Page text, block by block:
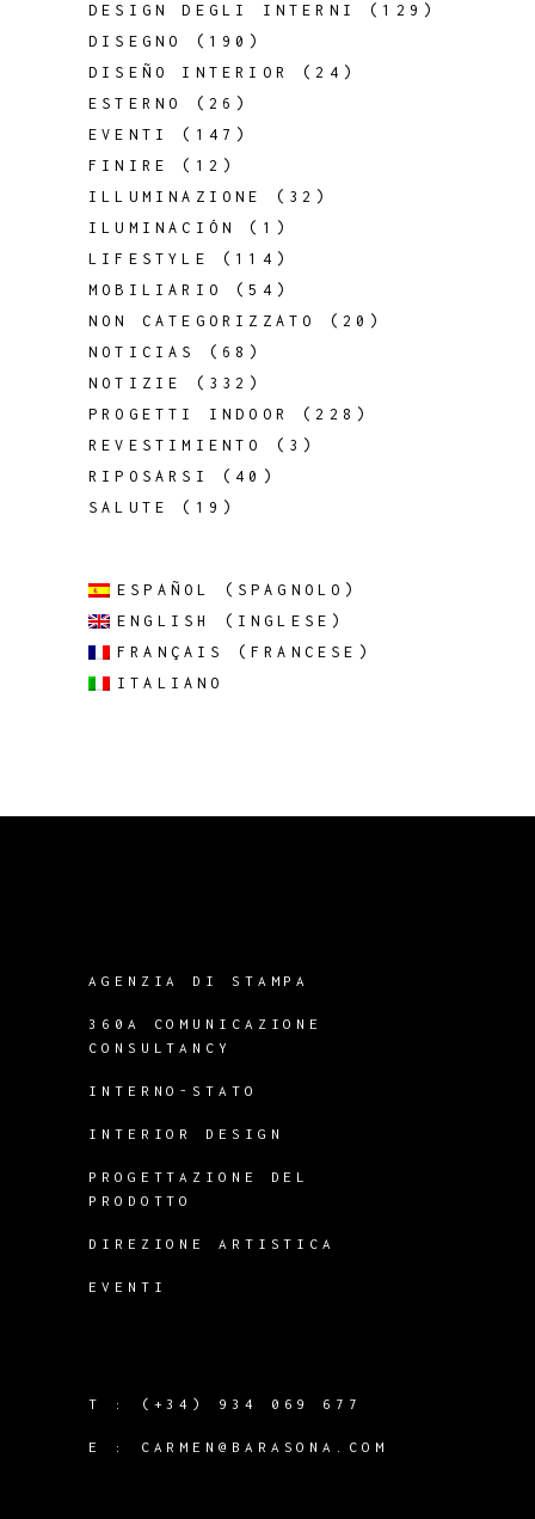
DESIGN DEGLI INTERNI
(129)
DISEGNO
(190)
DISEÑO INTERIOR
(24)
ESTERNO
(26)
EVENTI
(147)
FINIRE
(12)
ILLUMINAZIONE
(32)
ILUMINACIÓN
(1)
LIFESTYLE
(114)
MOBILIARIO
(54)
NON CATEGORIZZATO
(20)
NOTICIAS
(68)
NOTIZIE
(332)
PROGETTI INDOOR
(228)
REVESTIMIENTO
(3)
RIPOSARSI
(40)
SALUTE
(19)
ESPAÑOL ( SPAGNOLO )
ENGLISH
( INGLESE )
FRANÇAIS
(FRANCESE )
ITALIANO
AGENZIA DI STAMPA
360A COMUNICAZIONE
CONSULTANCY
INTERNO-STATO
INTERIOR DESIGN
PROGETTAZIONE DEL
PRODOTTO
DIREZIONE ARTISTICA
EVENTI
T : (+34) 934 069 677
E : CARMEN@BARASONA.COM